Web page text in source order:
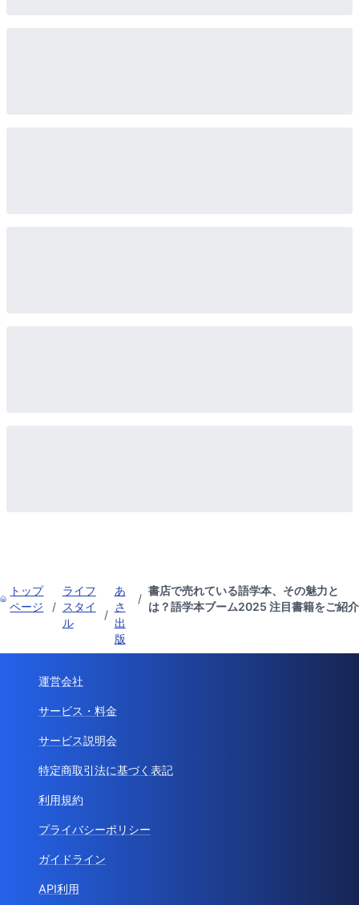
トップ
ページ
/
ライフ
スタイ
ル
/
あ
さ
出
版
/
書店で売れている語学本、その魅力と
は？語学本ブーム2025 注目書籍をご紹介
運営会社
サービス・料金
サービス説明会
特定商取引法に基づく表記
利用規約
プライバシーポリシー
ガイドライン
API利用